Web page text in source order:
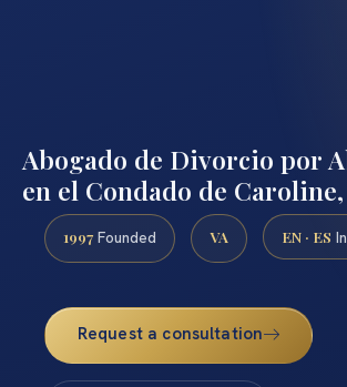
Abogado de Divorcio por
en el Condado de Caroline,
1997 Founded VA EN · ES
Request a consultation